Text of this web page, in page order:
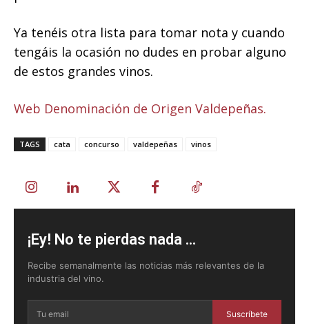
Ya tenéis otra lista para tomar nota y cuando
tengáis la ocasión no dudes en probar alguno
de estos grandes vinos.
Web Denominación de Origen Valdepeñas.
TAGS cata concurso valdepeñas vinos
¡Ey! No te pierdas nada ...
Recibe semanalmente las noticias más relevantes de la
industria del vino.
Suscríbete